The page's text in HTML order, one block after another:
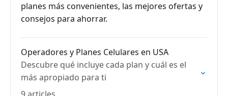
planes más convenientes, las mejores ofertas y
consejos para ahorrar.
Operadores y Planes Celulares en USA
Descubre qué incluye cada plan y cuál es el
más apropiado para ti